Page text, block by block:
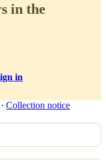
in the
in
∙ Collection notice